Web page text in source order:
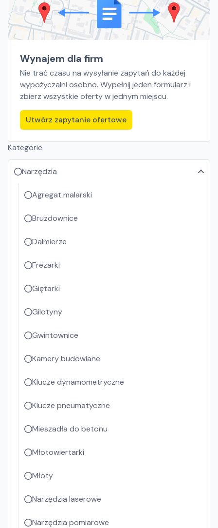
Wynajem dla firm
Nie trać czasu na wysyłanie zapytań do każdej
wypożyczalni osobno. Wypełnij jeden formularz i
zbierz wszystkie oferty w jednym miejscu.
Utwórz zapytanie ofertowe
Kategorie
Narzędzia
Agregat malarski
Bruzdownice
Dalmierze
Frezarki
Giętarki
Gilotyny
Gwintownice
Kamery budowlane
Klucze dynamometryczne
Klucze pneumatyczne
Mieszadła do betonu
Młotowiertarki
Młoty
Narzędzia laserowe
Narzędzia pomiarowe